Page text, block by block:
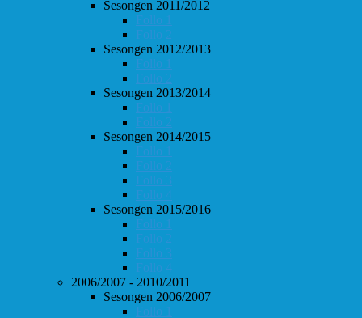
Sesongen 2011/2012
Follo 1
Follo 2
Sesongen 2012/2013
Follo 1
Follo 2
Sesongen 2013/2014
Follo 1
Follo 2
Sesongen 2014/2015
Follo 1
Follo 2
Follo 3
Follo 4
Sesongen 2015/2016
Follo 1
Follo 2
Follo 3
Follo 4
2006/2007 - 2010/2011
Sesongen 2006/2007
Follo 1